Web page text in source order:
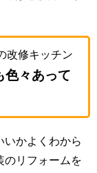
改修キッチン
色々あって
いかよくわから
のリフォームを